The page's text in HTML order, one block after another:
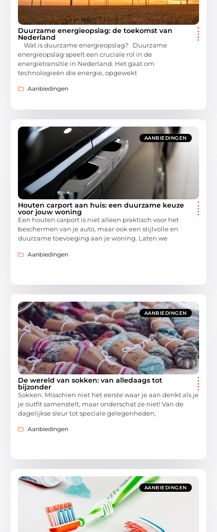
Duurzame energieopslag: de toekomst van
Nederland
Wat is duurzame energieopslag? Duurzame
energieopslag speelt een cruciale rol in de
energietransitie in Nederland. Het gaat om
technologieën die energie, opgewekt
Aanbiedingen
AANBIEDINGEN
Houten carport aan huis: een duurzame keuze
voor jouw woning
Een houten carport is niet alleen praktisch voor het
beschermen van je auto, maar ook een stijlvolle en
duurzame toevoeging aan je woning. Laten we
Aanbiedingen
AANBIEDINGEN
De wereld van sokken: van alledaags tot
bijzonder
Sokken. Misschien niet het eerste waar je aan denkt als je
je outfit samenstelt, maar onderschat ze niet! Van de
dagelijkse sleur tot speciale gelegenheden,
Aanbiedingen
AANBIEDINGEN